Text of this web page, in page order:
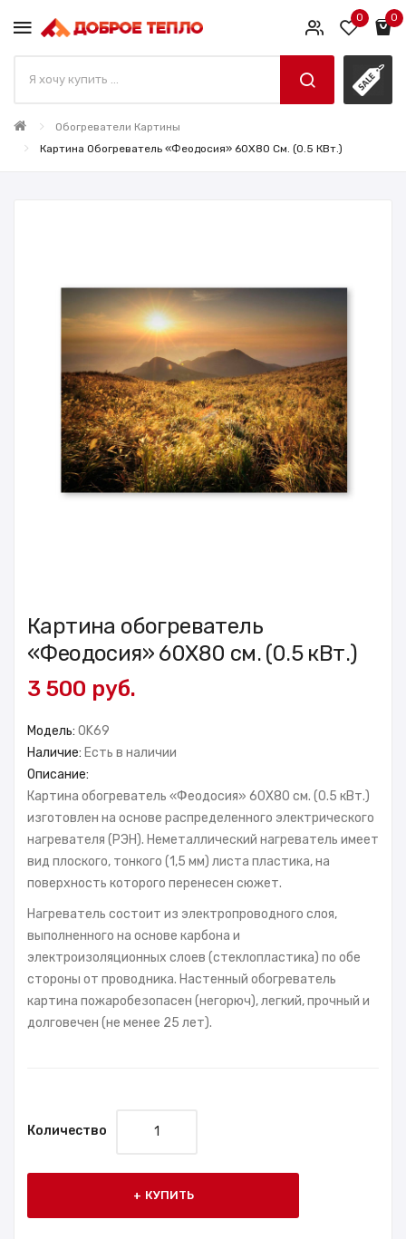
0 0
Обогреватели Картины
Картина Обогреватель «Феодосия» 60X80 См. (0.5 КВт.)
Картина обогреватель
«Феодосия» 60X80 см. (0.5 кВт.)
3 500 руб.
Модель: OK69
Наличие: Есть в наличии
Описание:
Картина обогреватель «Феодосия» 60X80 см. (0.5 кВт.)
изготовлен на основе распределенного электрического
нагревателя (РЭН). Неметаллический нагреватель имеет
вид плоского, тонкого (1,5 мм) листа пластика, на
поверхность которого перенесен сюжет.
Нагреватель состоит из электропроводного слоя,
выполненного на основе карбона и
электроизоляционных слоев (стеклопластика) по обе
стороны от проводника. Настенный обогреватель
картина пожаробезопасен (негорюч), легкий, прочный и
долговечен (не менее 25 лет).
Количество
КУПИТЬ